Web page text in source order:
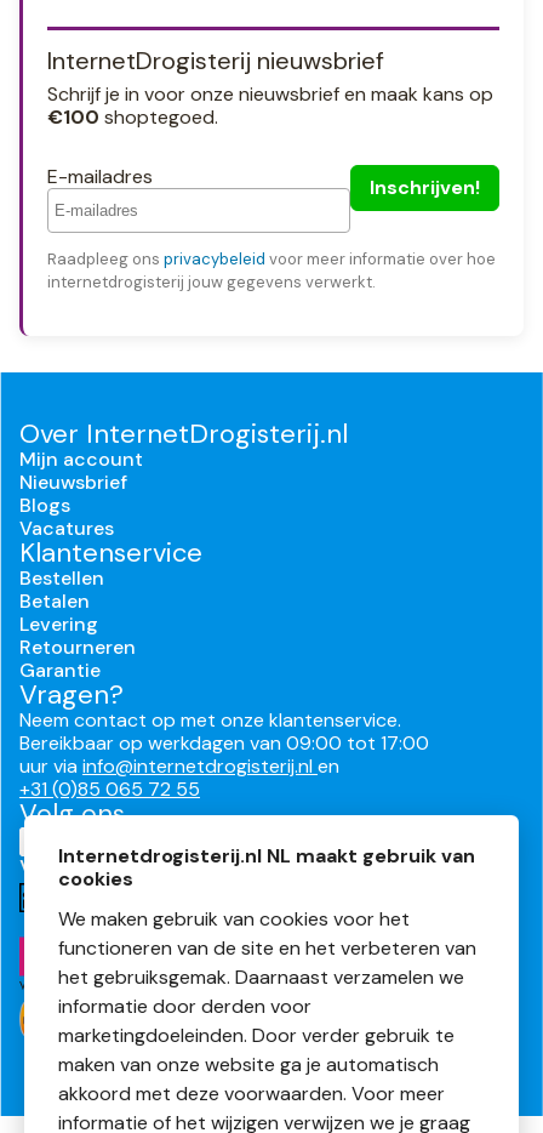
InternetDrogisterij nieuwsbrief
Schrijf je in voor onze nieuwsbrief en maak kans op
€100 shoptegoed.
E-mailadres
Raadpleeg ons privacybeleid voor meer informatie over hoe
internetdrogisterij jouw gegevens verwerkt.
Over InternetDrogisterij.nl
Mijn account
Nieuwsbrief
Blogs
Vacatures
Klantenservice
Bestellen
Betalen
Levering
Retourneren
Garantie
Vragen?
Neem contact op met onze klantenservice.
Bereikbaar op werkdagen van 09:00 tot 17:00
uur viainfo@internetdrogisterij.nlen
+31 (0)85 065 72 55
Volg ons
Veilig en makkelijk betalen
Internetdrogisterij.nl NL maakt gebruik van
cookies
We maken gebruik van cookies voor het
functioneren van de site en het verbeteren van
het gebruiksgemak. Daarnaast verzamelen we
informatie door derden voor
marketingdoeleinden. Door verder gebruik te
maken van onze website ga je automatisch
akkoord met deze voorwaarden. Voor meer
informatie of het wijzigen verwijzen we je graag